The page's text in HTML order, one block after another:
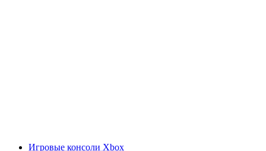
Игровые консоли Xbox